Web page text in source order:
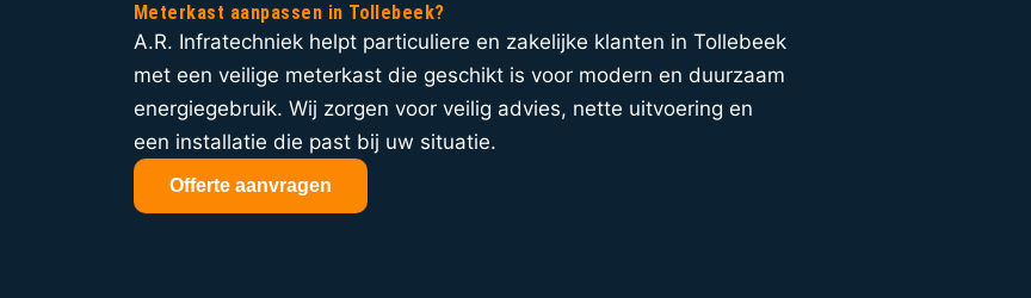
Meterkast aanpassen in Tollebeek?
A.R. Infratechniek helpt particuliere en zakelijke klanten in Tollebeek
met een veilige meterkast die geschikt is voor modern en duurzaam
energiegebruik. Wij zorgen voor veilig advies, nette uitvoering en
een installatie die past bij uw situatie.
Offerte aanvragen